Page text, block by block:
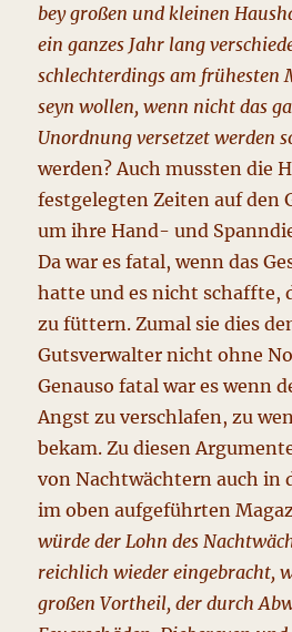
bey großen und kleinen
ein ganzes Jahr lang
schlechterdings am frühesten
seyn wollen, wenn nicht das
Unordnung versetzet werden
werden? Auch mussten die
festgelegten Zeiten auf den
um ihre Hand- und
Da war es fatal, wenn das
hatte und es nicht schaffte,
zu füttern. Zumal sie dies
Gutsverwalter nicht ohne
Genauso fatal war es wenn
Angst zu verschlafen, zu
bekam. Zu diesen
von Nachtwächtern auch in
im oben aufgeführten
würde der Lohn des
reichlich wieder eingebracht,
großen Vortheil, der durch